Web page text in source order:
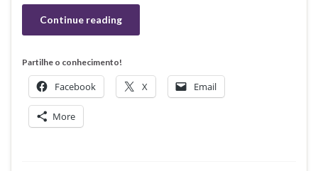
Continue reading
Partilhe o conhecimento!
Facebook X Email
More